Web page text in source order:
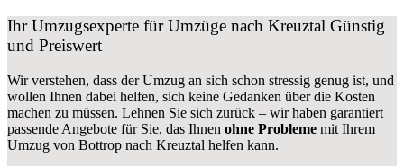
Ihr Umzugsexperte für Umzüge nach Kreuztal Günstig
und Preiswert
Wir verstehen, dass der Umzug an sich schon stressig genug ist, und
wollen Ihnen dabei helfen, sich keine Gedanken über die Kosten
machen zu müssen. Lehnen Sie sich zurück – wir haben garantiert
passende Angebote für Sie, das Ihnen ohne Probleme mit Ihrem
Umzug von Bottrop nach Kreuztal helfen kann.